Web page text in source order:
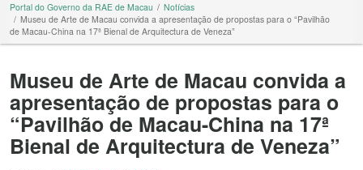
Portal do Governo da RAE de Macau
Notícias
Museu de Arte de Macau convida a apresentação de propostas para o “Pavilhão
de Macau-China na 17ª Bienal de Arquitectura de Veneza”
Museu de Arte de Macau convida a
apresentação de propostas para o
“Pavilhão de Macau-China na 17ª
Bienal de Arquitectura de Veneza”